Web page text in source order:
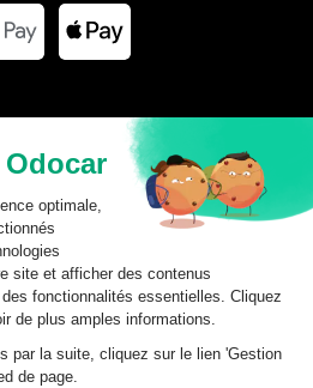
la base de donnée
copiées. Il est interdit d’exploiter les
complète, de laisser un tiers les
à un tiers, sans accord
constitue une violation des
de poursuites.